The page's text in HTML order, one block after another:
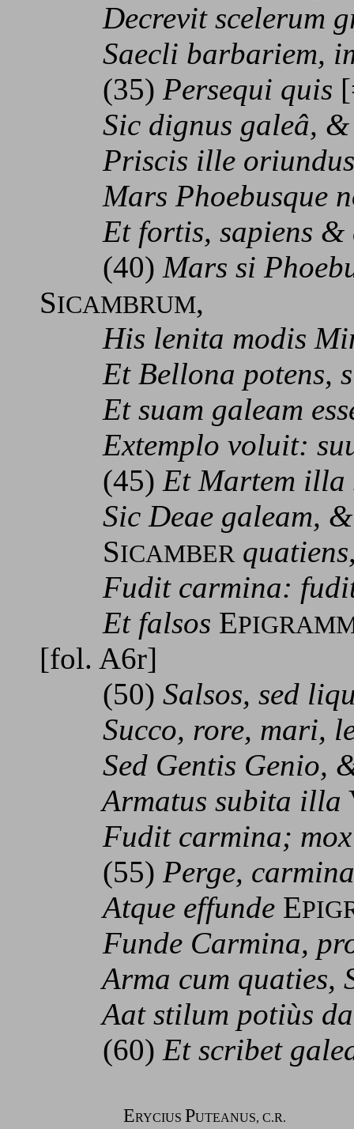
Decrevit scelerum
Saecli barbariem,
(35) Persequi quis
Sic dignus galeâ,
Priscis ille
Mars Phoebusque
Et fortis, sapiens &
(40) Mars si
SICAMBRUM,
His lenita modis
Et Bellona potens,
Et suam galeam
Extemplo voluit:
(45) Et Martem illa
Sic Deae galeam,
SICAMBER
Fudit carmina: fudit
Et falsos E
[fol. A6r]
(50) Salsos, sed
Succo, rore, mari,
Sed Gentis Genio, &
Armatus subita illa
Fudit carmina;
(55) Perge,
Atque effunde E
Funde Carmina,
Arma cum quaties,
Aat stilum potiùs
(60) Et scribet
ERYCIUS PUTEANUS, C.R.